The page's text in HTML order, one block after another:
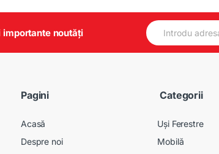
importante noutăți
E
m
Pagini
Acasă
Despre noi
Categorii
Uși Ferestre
Mobilă